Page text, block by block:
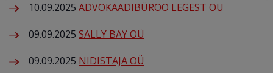
10.09.2025 ADVOKAADIBÜROO LEGEST OÜ
09.09.2025 SALLY BAY OÜ
09.09.2025 NIDISTAJA OÜ